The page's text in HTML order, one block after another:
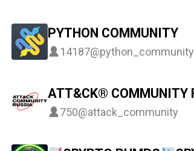
PYTHON COMMUNITY
14187
ATT&CK® COMMUNITY
750@attack_community